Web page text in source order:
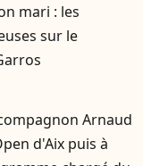
mari : les
sur le
Arnaud
d'Aix puis à